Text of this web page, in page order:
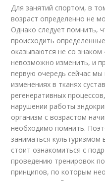
Для занятий спортом, в
возраст определенно не
Однако следует помнить,
происходить
оказываются не со знаком
невозможно изменить, и
первую очередь сейчас
изменениях в тканях
регенеративных
нарушении работы
организм с возрастом
необходимо помнить.
заниматься
стоит ознакомиться с
проведению тренировок
принципов, по которым